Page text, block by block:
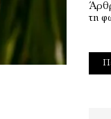
τη